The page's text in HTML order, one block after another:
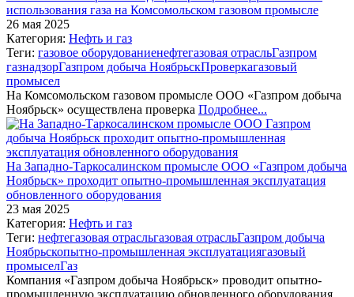
использования газа на Комсомольском газовом промысле
26 мая 2025
Категория: Нефть и газ
Теги: газовое оборудованиенефтегазовая отрасльГазпром
газнадзорГазпром добыча НоябрьскПроверкагазовый
промысел
На Комсомольском газовом промысле ООО «Газпром добыча
Ноябрьск» осуществлена проверка Подробнее...
На Западно-Таркосалинском промысле ООО «Газпром добыча
Ноябрьск» проходит опытно-промышленная эксплуатация
обновленного оборудования
23 мая 2025
Категория: Нефть и газ
Теги: нефтегазовая отрасльгазовая отрасльГазпром добыча
Ноябрьскопытно-промышленная эксплуатациягазовый
промыселГаз
Компания «Газпром добыча Ноябрьск» проводит опытно-
промышленную эксплуатацию обновленного оборудования